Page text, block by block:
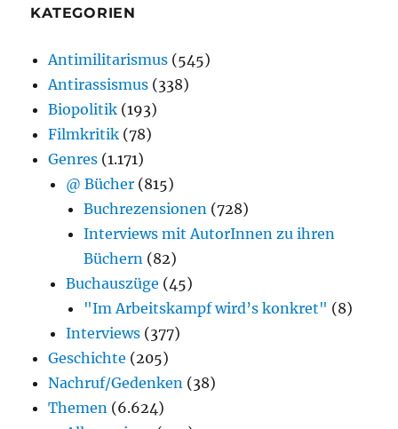
KATEGORIEN
Antimilitarismus (545)
Antirassismus (338)
Biopolitik (193)
Filmkritik (78)
Genres (1.171)
@ Bücher (815)
Buchrezensionen (728)
Interviews mit AutorInnen zu ihren
Büchern (82)
Buchauszüge (45)
"Im Arbeitskampf wird’s konkret" (8)
Interviews (377)
Geschichte (205)
Nachruf/Gedenken (38)
Themen (6.624)